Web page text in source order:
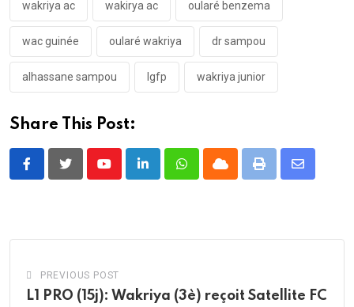
wakriya ac wakirya ac oularé benzema
wac guinée oularé wakriya dr sampou
alhassane sampou lgfp wakriya junior
Share This Post:
YoutubeLinkedInWhatsappCloud Print
Share
PREVIOUS POST
L1 PRO (15j): Wakriya (3è) reçoit Satellite FC